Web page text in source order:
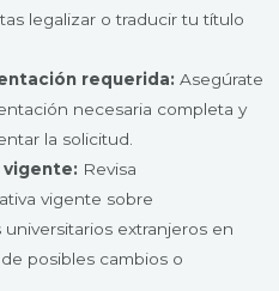
legalizar o traducir tu título
requerida: Asegúrate
necesaria completa y
la solicitud.
vigente: Revisa
vigente sobre
extranjeros en
posibles cambios o